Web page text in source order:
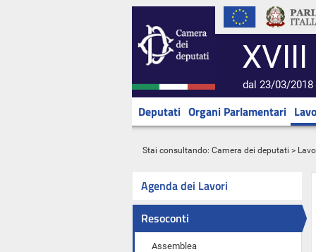
dal 23/03/
Deputati Organi Parlamentari
Stai consultando: Camera dei deputati >
Agenda dei Lavori
Resoconti
Assemblea